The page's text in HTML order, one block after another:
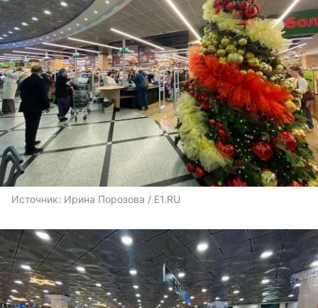
Источник: Ирина Порозова / E1.RU